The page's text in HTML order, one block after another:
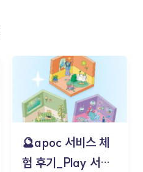
🔮apoc 서비스 체
험 후기_Play 서비